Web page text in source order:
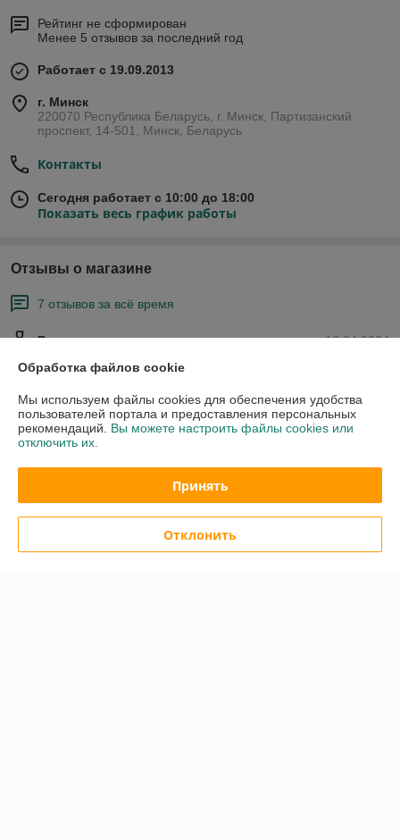
Рейтинг не сформирован
Менее 5 отзывов за последний год
Работает с 19.09.2013
г. Минск
220070 Республика Беларусь, г. Минск, Партизанский
проспект, 14-501, Минск, Беларусь
Контакты
Сегодня работает с 10:00 до 18:00
Показать весь график работы
Отзывы о магазине
7 отзывов за всё время
16.04.2024
Роман
Очень плохо
16.04.2024
Роман
Сделка подтверждена через корзину
Показать все отзывы
Обработка файлов cookie
Мы используем файлы cookies для обеспечения удобства
пользователей портала и предоставления персональных
рекомендаций. Вы можете настроить файлы cookies или
отключить их.
Принять
Отклонить